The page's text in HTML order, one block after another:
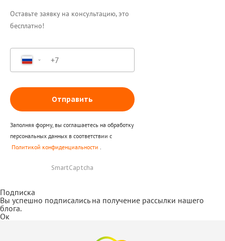
Оставьте заявку на консультацию, это
бесплатно!
Отправить
Заполняя форму, вы соглашаетесь на обработку
персональных данных в соответствии с
Политикой конфиденциальности .
SmartCaptcha
Подписка
Вы успешно подписались на получение рассылки нашего
блога.
Ок